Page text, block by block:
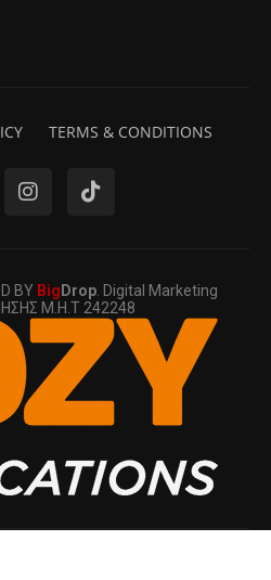
TERMS & CONDITIONS
BY Big Drop . Digital Marketing
Μ.Η.Τ 242248